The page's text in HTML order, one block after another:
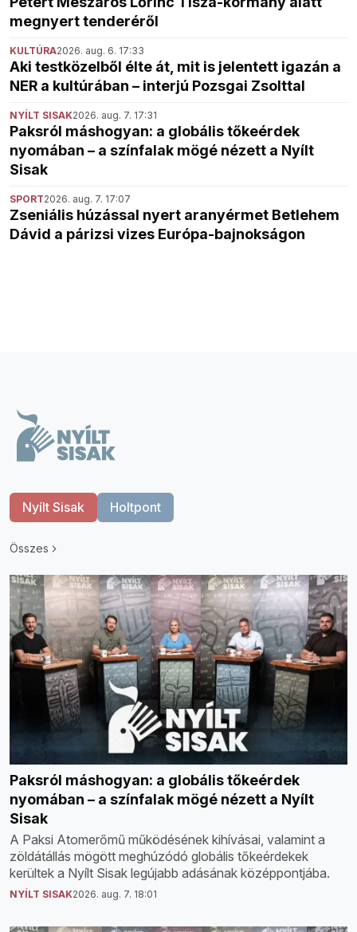
megnyert tenderéről
KULTÚRA2026. aug. 6. 17:33
Aki testközelből élte át, mit is jelentett igazán a
NER a kultúrában – interjú Pozsgai Zsolttal
NYÍLT SISAK2026. aug. 7. 17:31
Paksról máshogyan: a globális tőkeérdek
nyomában – a színfalak mögé nézett a Nyílt
Sisak
SPORT2026. aug. 7. 17:07
Zseniális húzással nyert aranyérmet Betlehem
Dávid a párizsi vizes Európa-bajnokságon
Nyílt Sisak Holtpont
Összes
Paksról máshogyan: a globális tőkeérdek
nyomában – a színfalak mögé nézett a Nyílt
Sisak
A Paksi Atomerőmű működésének kihívásai, valamint a
zöldátállás mögött meghúzódó globális tőkeérdekek
kerültek a Nyílt Sisak legújabb adásának középpontjába.
NYÍLT SISAK2026. aug. 7. 18:01